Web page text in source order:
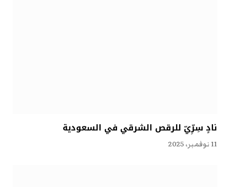
نادٍ سِرِّيّ للرقص الشرقي في السعودية
11 نوفمبر، 2025